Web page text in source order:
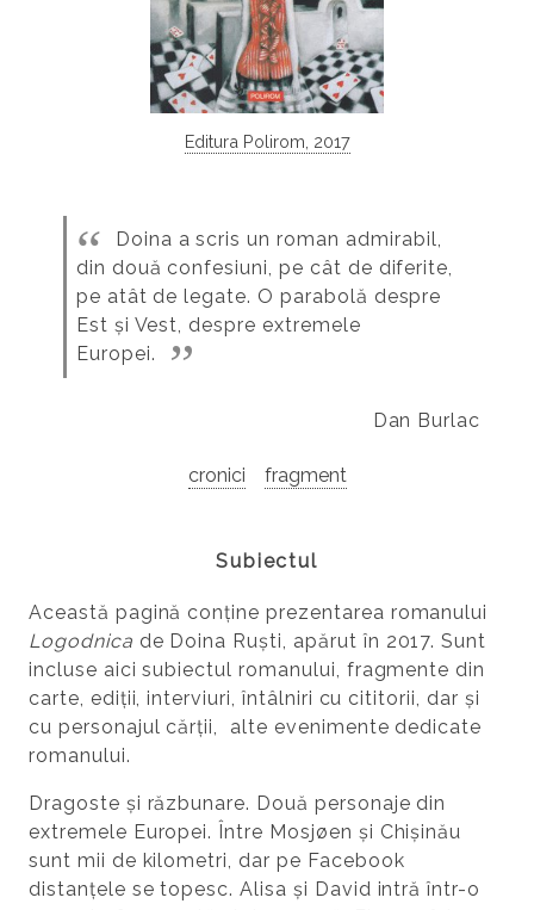
Editura Polirom, 2017
Doina a scris un roman admirabil,
din două confesiuni, pe cât de diferite,
pe atât de legate. O parabolă despre
Est și Vest, despre extremele
Europei.
Dan Burlac
cronici fragment
Subiectul
Această pagină conține prezentarea romanului
Logodnica de Doina Ruști, apărut în 2017. Sunt
incluse aici subiectul romanului, fragmente din
carte, ediții, interviuri, întâlniri cu cititorii, dar și
cu personajul cărții, alte evenimente dedicate
romanului.
Dragoste și răzbunare. Două personaje din
extremele Europei. Între Mosjøen și Chișinău
sunt mii de kilometri, dar pe Facebook
distanțele se topesc. Alisa și David intră într-o